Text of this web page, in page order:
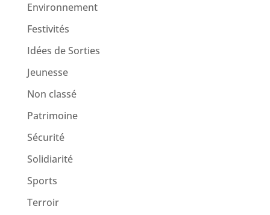
Environnement
Festivités
Idées de Sorties
Jeunesse
Non classé
Patrimoine
Sécurité
Solidiarité
Sports
Terroir